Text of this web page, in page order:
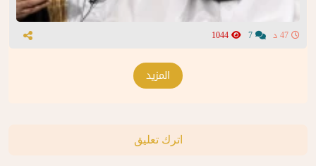
المزيد
اترك تعليق